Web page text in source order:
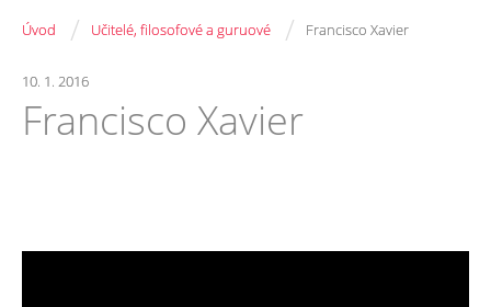
Úvod / Učitelé, filosofové a guruové / Francisco Xavier
10. 1. 2016
Francisco Xavier